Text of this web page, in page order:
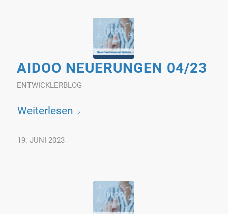
AIDOO NEUERUNGEN 04/23
ENTWICKLERBLOG
Weiterlesen
19. JUNI 2023